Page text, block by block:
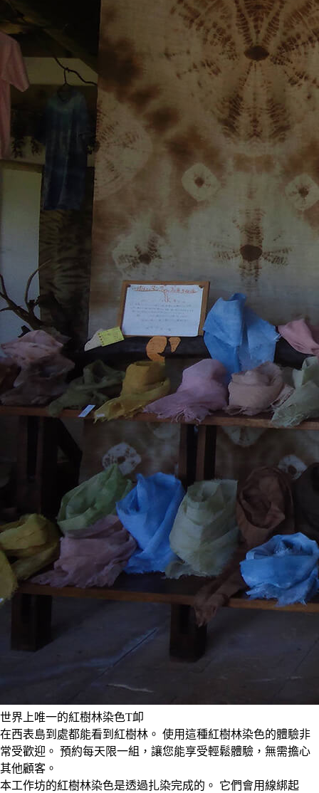
世界上唯一的紅樹林染色T卹
在西表島到處都能看到紅樹林。 使用這種紅樹林染色的體驗非
常受歡迎。 預約每天限一組，讓您能享受輕鬆體驗，無需擔心
其他顧客。
本工作坊的紅樹林染色是透過扎染完成的。 它們會用線綁起